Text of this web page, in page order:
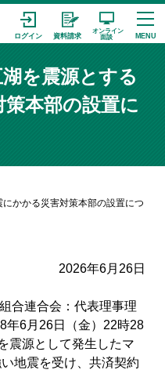
を震源とする
本部の設置に
かかる災害対策本部の設置につ
2026年6月26日
合連合会：代表理事理
6月26日（金）22時28
震源として発生したマ
地震を受け、共済契約